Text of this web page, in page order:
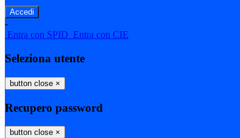
-
Entra con SPID Entra con CIE
Seleziona utente
button close ×
Recupero password
button close ×